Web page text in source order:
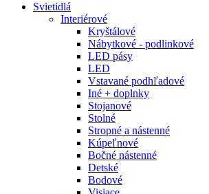
Svietidlá
Interiérové
Kryštálové
Nábytkové - podlinkové
LED pásy
LED
Vstavané podhľadové
Iné + doplnky
Stojanové
Stolné
Stropné a nástenné
Kúpeľnové
Bočné nástenné
Detské
Bodové